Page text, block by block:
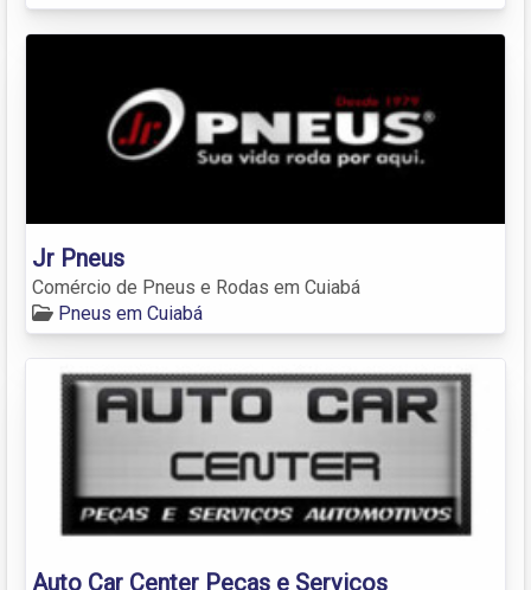
Jr Pneus
Comércio de Pneus e Rodas em Cuiabá
Pneus em Cuiabá
Auto Car Center Peças e Serviços